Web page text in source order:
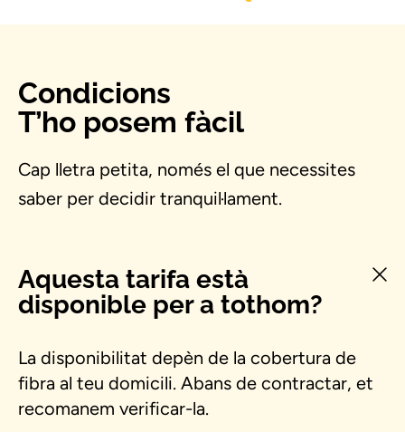
Condicions
T’ho posem fàcil
Cap lletra petita, només el que necessites
saber per decidir tranquil·lament.
Aquesta tarifa està
disponible per a tothom?
La disponibilitat depèn de la cobertura de
fibra al teu domicili. Abans de contractar, et
recomanem verificar-la.